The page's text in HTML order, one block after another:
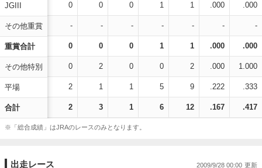
JGIII
その他重賞
重賞合計
その他特別
平場
合計
0 0 0 1 1 .000 .000
- - - - - - -
0 0 0 1 1 .000 .000
0 2 0 0 2 .000 1.000
2 1 1 5 9 .222 .333
2 3 1 6 12 .167 .417
※「総合成績」はJRAのレースのみとなります。
出走レース 2009/9/28 00:00